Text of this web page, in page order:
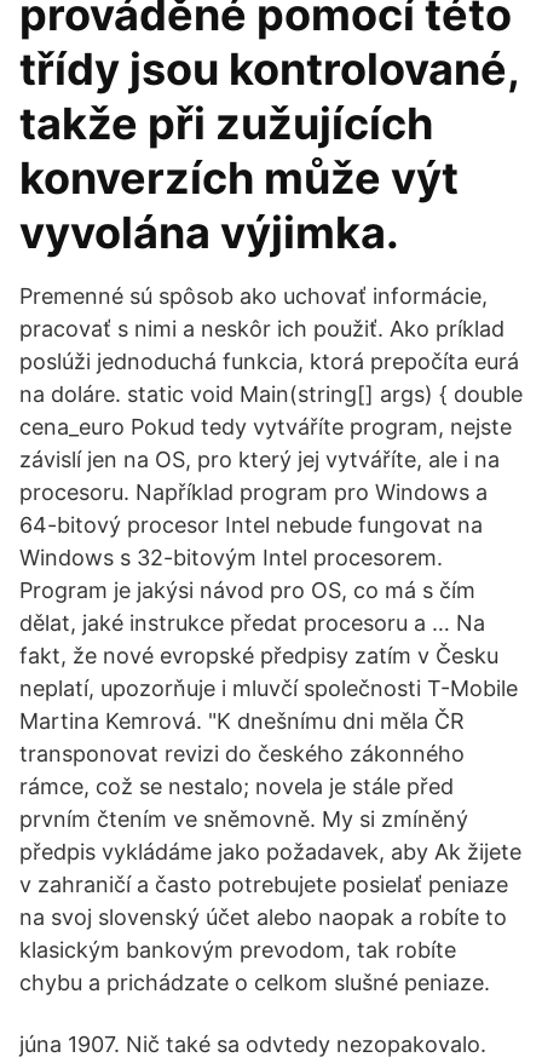
prováděné pomocí této
třídy jsou kontrolované,
takže při zužujících
konverzích může výt
vyvolána výjimka.
Premenné sú spôsob ako uchovať informácie,
pracovať s nimi a neskôr ich použiť. Ako príklad
poslúži jednoduchá funkcia, ktorá prepočíta eurá
na doláre. static void Main(string[] args) { double
cena_euro Pokud tedy vytváříte program, nejste
závislí jen na OS, pro který jej vytváříte, ale i na
procesoru. Například program pro Windows a
64-bitový procesor Intel nebude fungovat na
Windows s 32-bitovým Intel procesorem.
Program je jakýsi návod pro OS, co má s čím
dělat, jaké instrukce předat procesoru a … Na
fakt, že nové evropské předpisy zatím v Česku
neplatí, upozorňuje i mluvčí společnosti T-Mobile
Martina Kemrová. "K dnešnímu dni měla ČR
transponovat revizi do českého zákonného
rámce, což se nestalo; novela je stále před
prvním čtením ve sněmovně. My si zmíněný
předpis vykládáme jako požadavek, aby Ak žijete
v zahraničí a často potrebujete posielať peniaze
na svoj slovenský účet alebo naopak a robíte to
klasickým bankovým prevodom, tak robíte
chybu a prichádzate o celkom slušné peniaze.
júna 1907. Nič také sa odvtedy nezopakovalo.